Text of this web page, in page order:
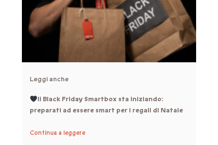
Leggi anche
Il Black Friday Smartbox sta iniziando:
preparati ad essere smart per i regali di Natale
Continua a leggere